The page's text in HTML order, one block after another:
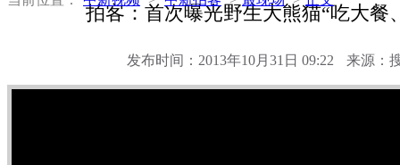
拍客：首次曝光野生大熊猫“吃大餐
发布时间：2013年10月31日 09:22 来源：